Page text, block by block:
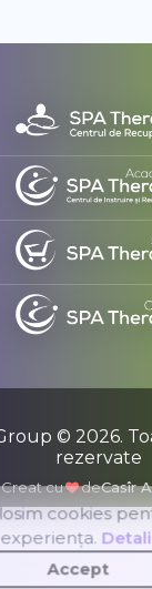
© 2026.
rezervate
Creat cu deCasîr
cookies
experiența.
Accept